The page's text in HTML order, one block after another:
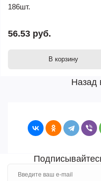
186шт.
56.53 руб.
В корзину
Назад